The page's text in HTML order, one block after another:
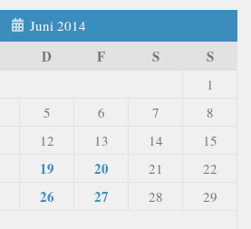
Juni 2014
D F S S
1
5 6 7
8
12 13 14 15
19 20 21
22
26 27 28
29